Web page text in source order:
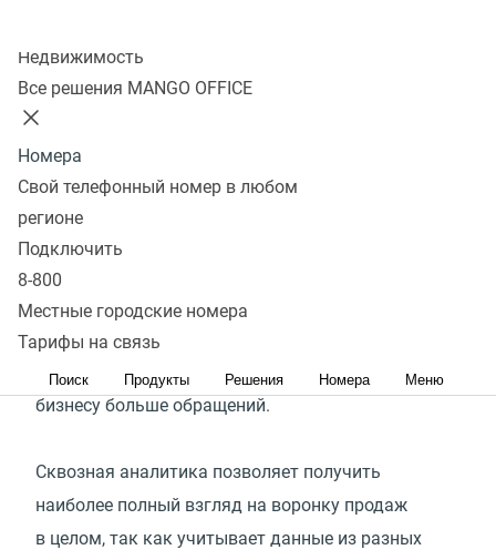
Недвижимость
Все решения MANGO OFFICE
Номера
Свой телефонный номер в любом
регионе
Подключить
8-800
Местные городские номера
Тарифы на связь
Поиск Продукты Решения Номера Меню
Что такое сквозная
аналитика
для анализа эффективности рекламы. Система
собирает статистику на каждом этапе
клиентского пути от просмотра объявления
до сделки и показывает, какие каналы приносят
бизнесу больше обращений.
Сквозная аналитика позволяет получить
наиболее полный взгляд на воронку продаж
в целом, так как учитывает данные из разных